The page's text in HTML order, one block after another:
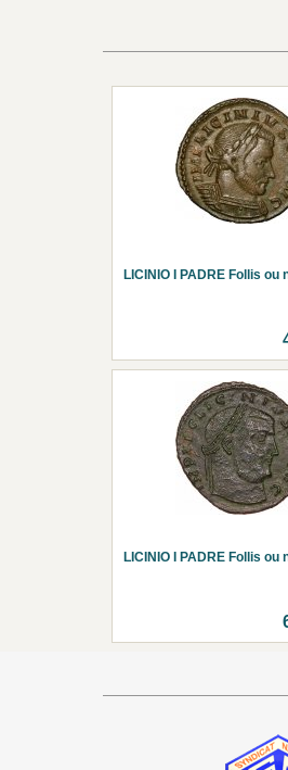
LICINIO I PADRE Follis ou
LICINIO I PADRE Follis ou